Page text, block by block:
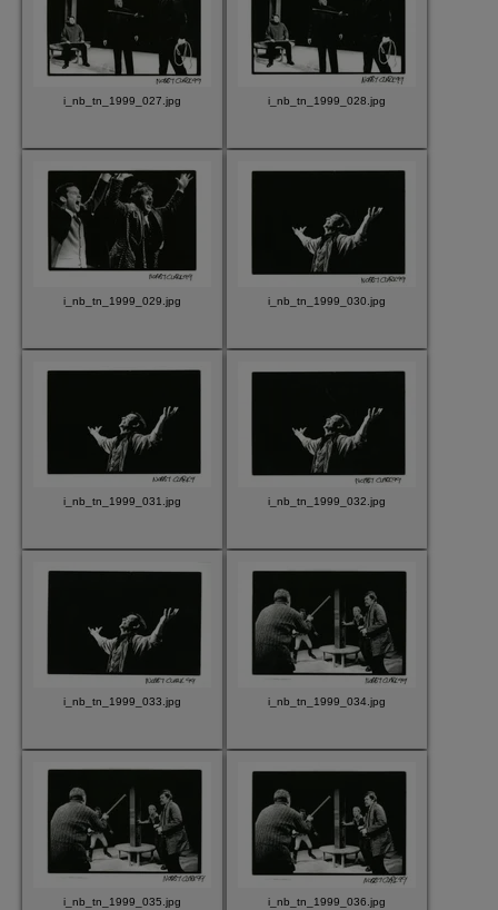
i_nb_tn_1999_027.jpg i_nb_tn_1999_028.jpg
i_nb_tn_1999_029.jpg i_nb_tn_1999_030.jpg
i_nb_tn_1999_031.jpg i_nb_tn_1999_032.jpg
i_nb_tn_1999_033.jpg i_nb_tn_1999_034.jpg
i_nb_tn_1999_035.jpg i_nb_tn_1999_036.jpg